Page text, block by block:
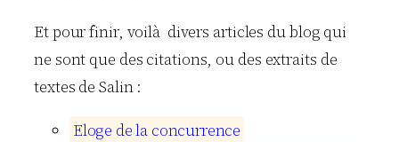
Et pour finir, voilà divers articles du blog qui
ne sont que des citations, ou des extraits de
textes deSalin:
Eloge dela concurrence